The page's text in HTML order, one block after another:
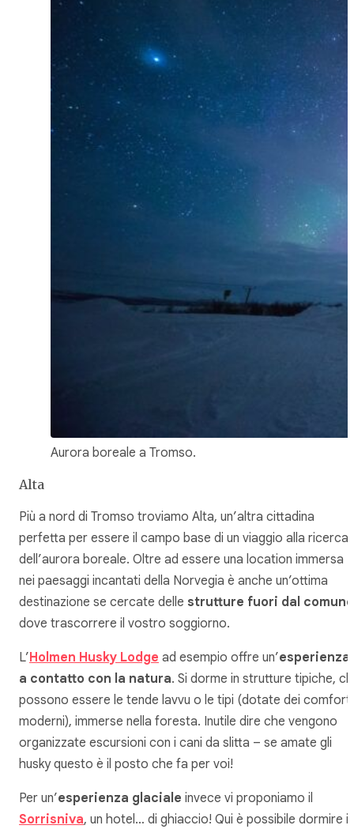
Aurora boreale a Tromso.
Alta
Più a nord di Tromso troviamo Alta, un’altra cittadina
perfetta per essere il campo base di un viaggio alla ricerca
dell’aurora boreale. Oltre ad essere una location immersa
nei paesaggi incantati della Norvegia è anche un’ottima
destinazione se cercate delle strutture fuori dal comune
dove trascorrere il vostro soggiorno.
L’Holmen Husky Lodge ad esempio offre un’esperienza
a contatto con la natura. Si dorme in strutture tipiche,
possono essere le tende lavvu o le tipi (dotate dei comfort
moderni), immerse nella foresta. Inutile dire che vengono
organizzate escursioni con i cani da slitta – se amate gli
husky questo è il posto che fa per voi!
Per un’esperienza glaciale invece vi proponiamo il
Sorrisniva, un hotel… di ghiaccio! Qui è possibile dormire in